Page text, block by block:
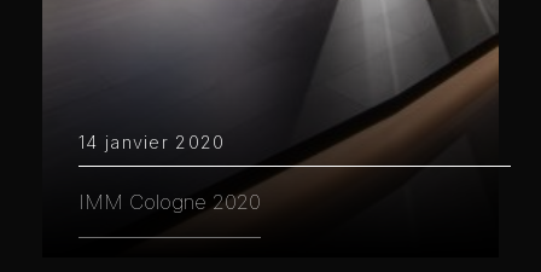
14 janvier 2020
IMM Cologne 2020